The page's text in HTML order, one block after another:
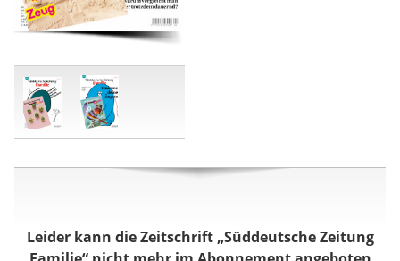
Leider kann die Zeitschrift „Süddeutsche Zeitung